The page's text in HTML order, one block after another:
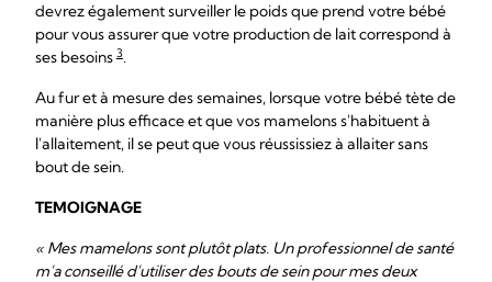
devrez également surveiller le poids que prend votre bébé
pour vous assurer que votre production de lait correspond à
ses besoins 3.
Au fur et à mesure des semaines, lorsque votre bébé tète de
manière plus efficace et que vos mamelons s'habituent à
l'allaitement, il se peut que vous réussissiez à allaiter sans
bout de sein.
TEMOIGNAGE
« Mes mamelons sont plutôt plats. Un professionnel de santé
m'a conseillé d'utiliser des bouts de sein pour mes deux